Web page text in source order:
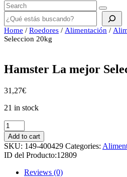
Buscar
Home / Roedores / Alimentación /
Seleccion 20kg
Hamster La mejor
31,27€
21 in stock
Hamster
La
mejor
Seleccion
20kg
quantity
Add to cart
SKU: 149-400429 Categories:
ID del Producto:12809
Reviews (0)